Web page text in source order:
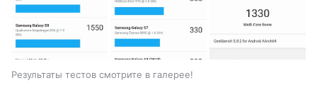
Результаты тестов смотрите в галерее!